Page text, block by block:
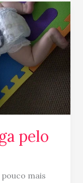
pelo
mais